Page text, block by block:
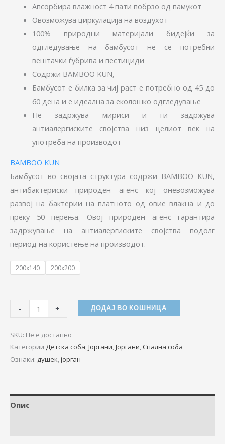
Апсорбира влажност 4 пати побрзо од памукот
Овозможува циркулација на воздухот
100% природни материјали бидејќи за
одгледување на бамбусот не се потребни
вештачки ѓубрива и пестициди
Содржи BAMBOO KUN,
Бамбусот е билка за чиј раст е потребно од 45 до
60 дена и е идеална за еколошко одгледување
Не задржува мириси и ги задржува
антиалергиските својства низ целиот век на
употреба на производот
BAMBOO KUN
Бамбусот во својата структура содржи BAMBOO KUN,
антибактериски природен агенс кој оневозможува
развој на бактерии на платното од овие влакна и до
преку 50 перења. Овој природен агенс гарантира
задржување на антиалергиските својства подолг
период на користење на производот.
200x140 200x200
- + ДОДАЈ ВО КОШНИЦА
SKU: Не е достапно
Категории Детска соба,Јоргани,Јоргани, Спална соба
Ознаки: душек,јорган
Опис